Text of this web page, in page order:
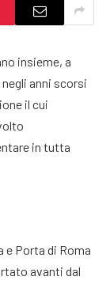
insieme, a
anni scorsi
il cui
in tutta
e Porta di Roma
avanti dal